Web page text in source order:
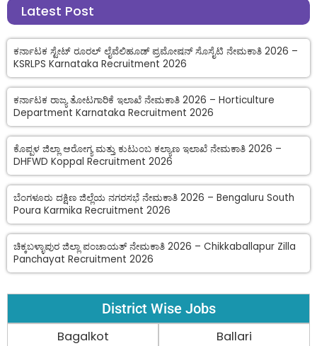
Latest Post
ಕರ್ನಾಟಕ ಸ್ಟೇಟ್ ರೂರಲ್ ಲೈವೆಲಿಹೂಡ್ ಪ್ರಮೋಷನ್ ಸೊಸೈಟಿ ನೇಮಕಾತಿ 2026 –
KSRLPS Karnataka Recruitment 2026
ಕರ್ನಾಟಕ ರಾಜ್ಯ ತೋಟಗಾರಿಕೆ ಇಲಾಖೆ ನೇಮಕಾತಿ 2026 – Horticulture
Department Karnataka Recruitment 2026
ಕೊಪ್ಪಳ ಜಿಲ್ಲಾ ಆರೋಗ್ಯ ಮತ್ತು ಕುಟುಂಬ ಕಲ್ಯಾಣ ಇಲಾಖೆ ನೇಮಕಾತಿ 2026 –
DHFWD Koppal Recruitment 2026
ಬೆಂಗಳೂರು ದಕ್ಷಿಣ ಜಿಲ್ಲೆಯ ನಗರಸಭೆ ನೇಮಕಾತಿ 2026 – Bengaluru South
Poura Karmika Recruitment 2026
ಚಿಕ್ಕಬಳ್ಳಾಪುರ ಜಿಲ್ಲಾ ಪಂಚಾಯತ್ ನೇಮಕಾತಿ 2026 – Chikkaballapur Zilla
Panchayat Recruitment 2026
District Wise Jobs
Bagalkot
Ballari